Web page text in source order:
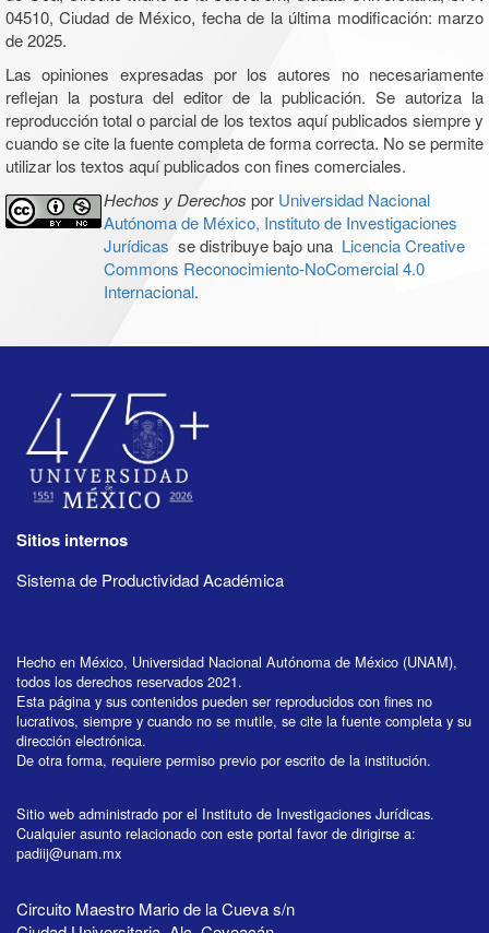
04510, Ciudad de México, fecha de la última modificación: marzo
de 2025.
Las opiniones expresadas por los autores no necesariamente
reflejan la postura del editor de la publicación. Se autoriza la
reproducción total o parcial de los textos aquí publicados siempre y
cuando se cite la fuente completa de forma correcta. No se permite
utilizar los textos aquí publicados con fines comerciales.
Hechos y Derechos por Universidad Nacional
Autónoma de México, Instituto de Investigaciones
Jurídicas se distribuye bajo una Licencia Creative
Commons Reconocimiento-NoComercial 4.0
Internacional.
Sitios internos
Sistema de Productividad Académica
Hecho en México, Universidad Nacional Autónoma de México (UNAM),
todos los derechos reservados 2021.
Esta página y sus contenidos pueden ser reproducidos con fines no
lucrativos, siempre y cuando no se mutile, se cite la fuente completa y su
dirección electrónica.
De otra forma, requiere permiso previo por escrito de la institución.
Sitio web administrado por el Instituto de Investigaciones Jurídicas.
Cualquier asunto relacionado con este portal favor de dirigirse a:
padiij@unam.mx
Circuito Maestro Mario de la Cueva s/n